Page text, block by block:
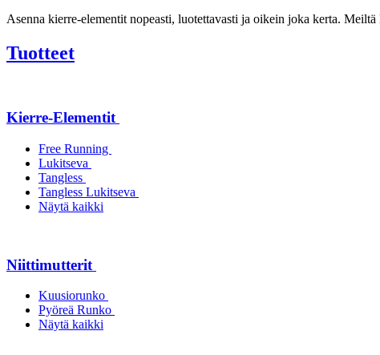
Asenna kierre-elementit nopeasti, luotettavasti ja oikein joka kerta.
Tuotteet
Kierre-Elementit
Free Running
Lukitseva
Tangless
Tangless Lukitseva
Näytä kaikki
Niittimutterit
Kuusiorunko
Pyöreä Runko
Näytä kaikki